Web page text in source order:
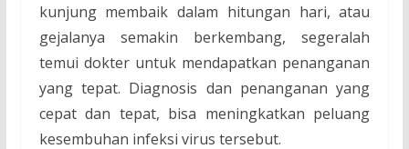
kunjung membaik dalam hitungan hari, atau
gejalanya semakin berkembang, segeralah
temui dokter untuk mendapatkan penanganan
yang tepat. Diagnosis dan penanganan yang
cepat dan tepat, bisa meningkatkan peluang
kesembuhan infeksi virus tersebut.